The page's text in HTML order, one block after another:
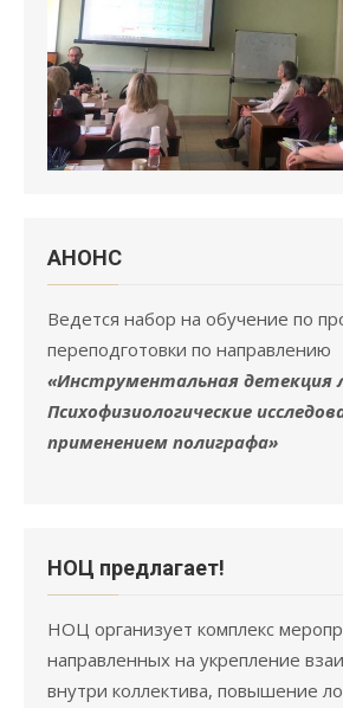
АНОНC
Ведется набор на обучение по
переподготовки по направлению
«Инструментальная детекция
Психофизиологические
применением полиграфа»
НОЦ предлагает!
НОЦ организует комплекс
направленных на укрепление
внутри коллектива, повышение